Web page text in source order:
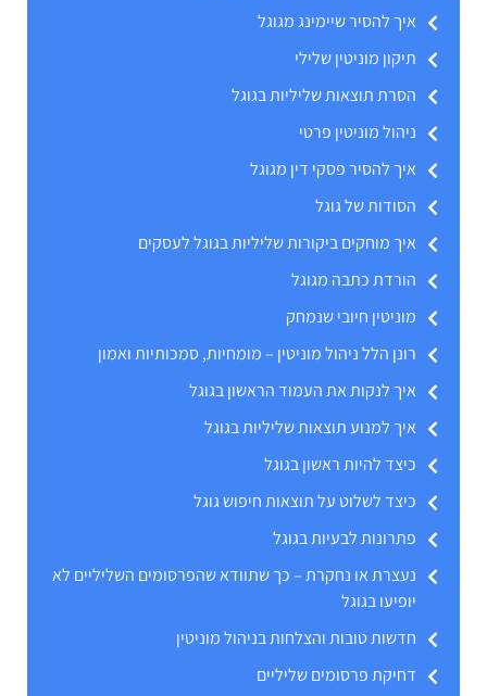
איך להסיר שיימינג מגוגל
תיקון מוניטין שלילי
הסרת תוצאות שליליות בגוגל
ניהול מוניטין פרטי
איך להסיר פסקי דין מגוגל
הסודות של גוגל
איך מוחקים ביקורות שליליות בגוגל לעסקים
הורדת כתבה מגוגל
מוניטין חיובי שנמחק
רונן הלל ניהול מוניטין – מומחיות, סמכותיות ואמון
איך לנקות את העמוד הראשון בגוגל
איך למנוע תוצאות שליליות בגוגל
כיצד להיות ראשון בגוגל
כיצד לשלוט על תוצאות חיפוש גוגל
פתרונות לבעיות בגוגל
נעצרת או נחקרת – כך שתוודא שהפרסומים השליליים לא
יופיעו בגוגל
חדשות טובות והצלחות בניהול מוניטין
דחיקת פרסומים שליליים